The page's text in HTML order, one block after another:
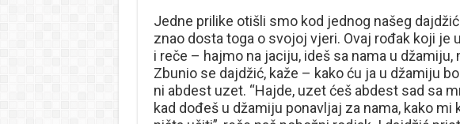
Jedne prilike otišli smo kod jednog našeg
znao dosta toga o svojoj vjeri. Ovaj rođak koji je
i reče – hajmo na jaciju, ideš sa nama u džamiju,
Zbunio se dajdžić, kaže – kako ću ja u džamiju
ni abdest uzet. “Hajde, uzet ćeš abdest sad sa
kad dođeš u džamiju ponavljaj za nama, kako mi